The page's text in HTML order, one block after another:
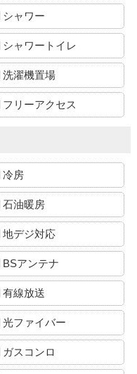
シャワー
シャワートイレ
洗濯機置場
フリーアクセス
冷房
石油暖房
地デジ対応
BSアンテナ
有線放送
光ファイバー
ガスコンロ